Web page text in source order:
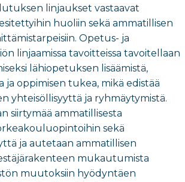
linjaukset vastaavat
huoliin sekä ammatillisen
Opetus- ja
linjaamissa tavoitteissa tavoitellaan
lähiopetuksen lisäämistä,
ja oppimisen tukea, mikä edistää
yhteisöllisyyttä ja ryhmäytymistä.
siirtymää ammatillisesta
sekä
ja autetaan ammatillisen
mukautumista
muutoksiin hyödyntäen